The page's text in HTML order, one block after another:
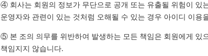
④ 회사는 회원의 정보가 무단으로 공개 또는 유출될 위험이 있
운영자와 관련이 있는 것처럼 오해될 수 있는 경우 아이디 이용
⑤ 본 조의 의무를 위반하여 발생하는 모든 책임은 회원에게 있
책임지지 않습니다.